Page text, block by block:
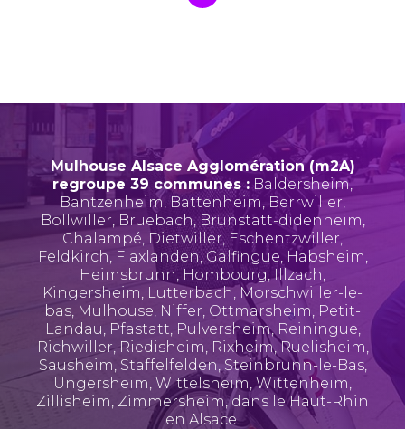
Mulhouse Alsace Agglomération (m2A)
regroupe 39 communes : Baldersheim,
Bantzenheim, Battenheim, Berrwiller,
Bollwiller, Bruebach,Brunstatt-didenheim,
Chalampé, Dietwiller, Eschentzwiller,
Feldkirch, Flaxlanden,Galfingue, Habsheim,
Heimsbrunn, Hombourg,Illzach,
Kingersheim, Lutterbach, Morschwiller-le-
bas, Mulhouse, Niffer, Ottmarsheim, Petit-
Landau, Pfastatt, Pulversheim, Reiningue,
Richwiller, Riedisheim, Rixheim,Ruelisheim,
Sausheim, Staffelfelden, Steinbrunn-le-Bas,
Ungersheim, Wittelsheim,Wittenheim,
Zillisheim, Zimmersheim, dans le Haut-Rhin
en Alsace.